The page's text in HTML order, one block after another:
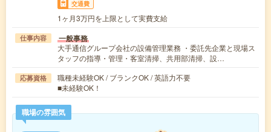
交通費
1ヶ月3万円を上限として実費支給
仕事内容 一般事務
大手通信グループ会社の設備管理業務 ・委託先企業と現場ス
タッフの指導・管理・客室清掃、共用部清掃、設…
応募資格
職種未経験OK / ブランクOK / 英語力不要
■未経験OK！
職場の雰囲気